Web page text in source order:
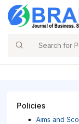
Policies
Aims and